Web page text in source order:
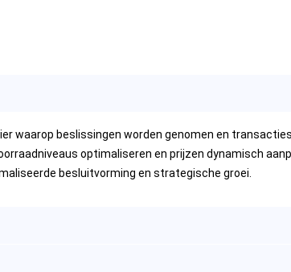
waarop beslissingen worden genomen en
optimaliseren en prijzen dynamisch
besluitvorming en strategische groei.